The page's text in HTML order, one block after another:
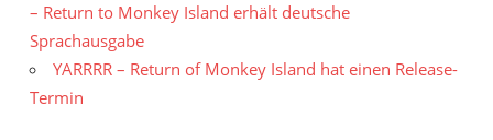
– Return to Monkey Island erhält deutsche
Sprachausgabe
YARRRR – Return of Monkey Island hat einen Release-
Termin